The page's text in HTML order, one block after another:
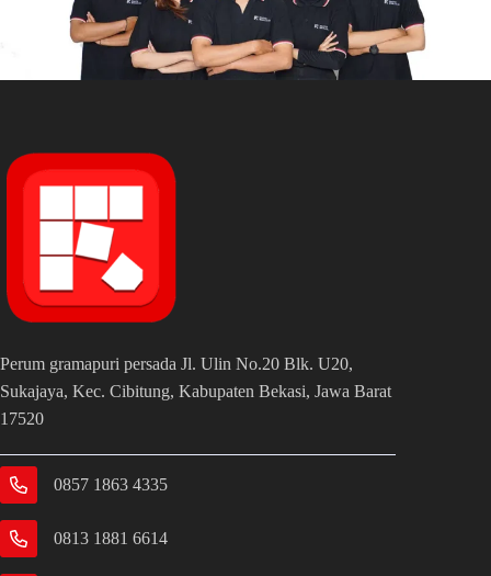
Perum gramapuri persada Jl. Ulin No.20 Blk. U20,
Sukajaya, Kec. Cibitung, Kabupaten Bekasi, Jawa Barat
17520
0857 1863 4335
0813 1881 6614